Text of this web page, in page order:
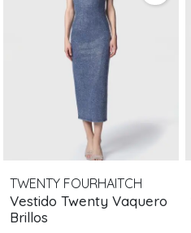
TWENTY FOURHAITCH
Vestido Twenty Vaquero
Brillos